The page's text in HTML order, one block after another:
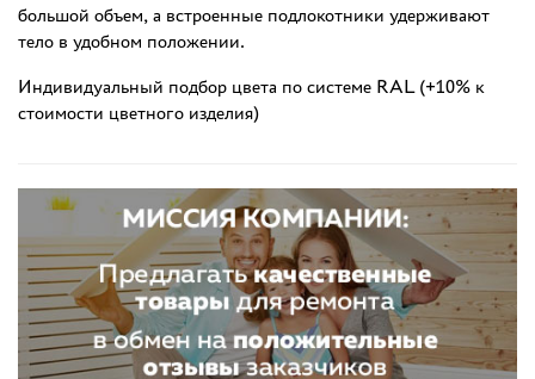
большой объем, а встроенные подлокотники удерживают
тело в удобном положении.
Индивидуальный подбор цвета по системе RAL (+10% к
стоимости цветного изделия)